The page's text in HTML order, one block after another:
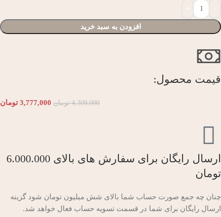
افزودن به سبد خرید
قیمت محصول:​
4,309,000 تومان 3,777,000 تومان
ارسال رایگان برای سفارش های بالای 6.000.000
تومان
چنان چه جمع صورت حساب شما بالای شش میلیون تومان شود گزینه
ارسال رایگان برای شما در قسمت تسویه حساب فعال خواهد شد.